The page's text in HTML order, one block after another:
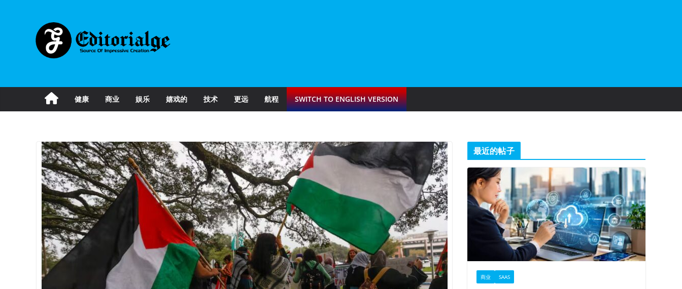
健康 商业 娱乐 嬉戏的 技术 更远 航程 SWITCH TO ENGLISH VERSION
最近的帖子
商业 SAAS